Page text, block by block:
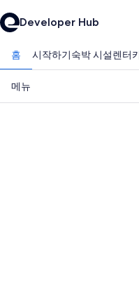
Developer Hub
홈 시작하기숙박 시설렌터
메뉴